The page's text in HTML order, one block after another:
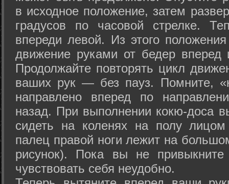
в исходное положение, затем
градусов по часовой стрелке.
впереди левой. Из этого
движение руками от бедер вперед
Продолжайте повторять цикл
ваших рук — без пауз. Помните,
направлено вперед по
назад. При выполнении кокю-доса
сидеть на коленях на полу
палец правой ноги лежит на
рисунок). Пока вы не
чувствовать себя неудобно.